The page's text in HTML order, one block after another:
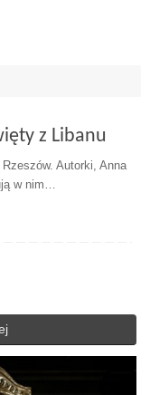
z Libanu
Autorki, Anna
w nim…